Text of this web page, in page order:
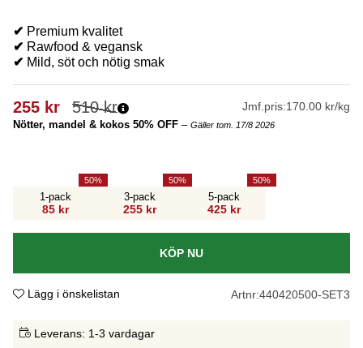
✔ Premium kvalitet
✔ Rawfood & vegansk
✔ Mild, söt och nötig smak
510kr
255 kr Jmf.pris:170.00 kr/kg
Nötter, mandel & kokos 50% OFF – Gäller tom. 17/8 2026
1-pack
85 kr
50
3-pack
255 kr
50
5-pack
425 kr
50
KÖP NU
Lägg i önskelistan Artnr:440420500-SET3
Leverans: 1-3 vardagar